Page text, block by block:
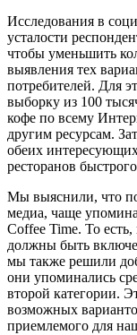
Исследования в
усталости
чтобы уменьшить
выявления тех
потребителей. Для
выборку из 100
кофе по всему
другим ресурсам.
обеих
ресторанов
Мы выяснили, что
медиа, чаще
Coffee Time. То
должны быть
мы также решили
они упоминались
второй категории.
возможных
приемлемого для